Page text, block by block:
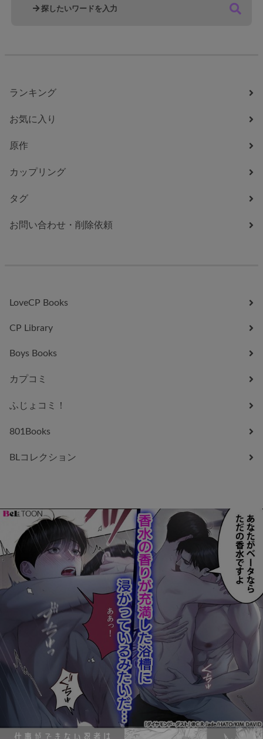
ランキング
お気に入り
原作
カップリング
タグ
お問い合わせ・削除依頼
LoveCP Books
CP Library
Boys Books
カプコミ
ふじょコミ！
801Books
BLコレクション